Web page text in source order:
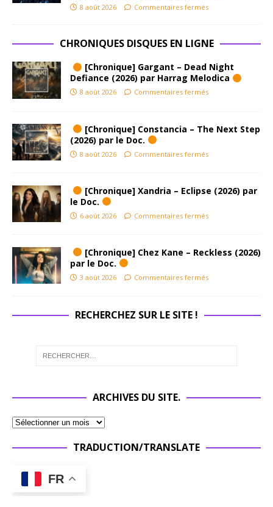
8 août 2026 Commentaires fermés
CHRONIQUES DISQUES EN LIGNE
[Chronique] Gargant – Dead Night
Defiance (2026) par Harrag Melodica
8 août 2026 Commentaires fermés
[Chronique] Constancia – The Next Step
(2026) par le Doc.
8 août 2026 Commentaires fermés
[Chronique] Xandria – Eclipse (2026) par
le Doc.
6 août 2026 Commentaires fermés
[Chronique] Chez Kane – Reckless (2026)
par le Doc.
3 août 2026 Commentaires fermés
RECHERCHEZ SUR LE SITE !
ARCHIVES DU SITE.
TRADUCTION/TRANSLATE
FR